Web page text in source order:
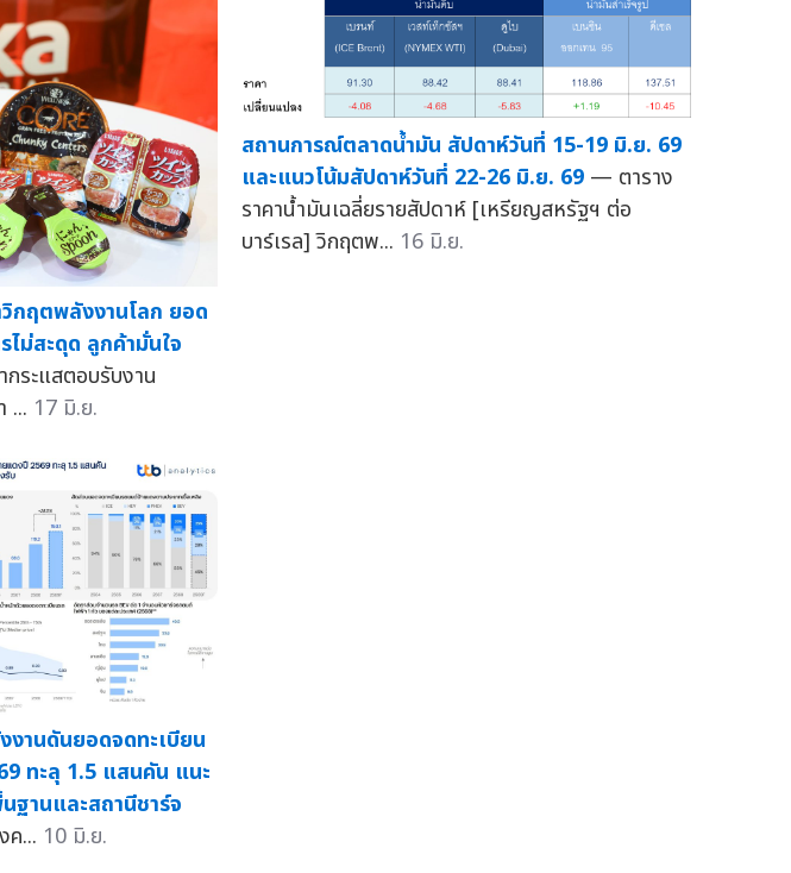
กฤตพลังงานโลก ยอด
ม่สะดุด ลูกค้ามั่นใจ
ระแสตอบรับงาน
... 17 มิ.ย.
สถานการณ์ตลาดน้ำมัน สัปดาห์วันที่ 15-19 มิ.ย. 69
และแนวโน้มสัปดาห์วันที่ 22-26 มิ.ย. 69 — ตาราง
ราคาน้ำมันเฉลี่ยรายสัปดาห์ [เหรียญสหรัฐฯ ต่อ
บาร์เรล] วิกฤตพ... 16 มิ.ย.
านดันยอดจดทะเบียน
ทะลุ 1.5 แสนคัน แนะ
ฐานและสถานีชาร์จ
... 10 มิ.ย.